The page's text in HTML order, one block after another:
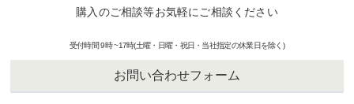
購入のご相談等お気軽にご相談ください
受付時間 9時 ~17時(土曜・日曜・祝日・当社指定の休業日を除く)
お問い合わせフォーム